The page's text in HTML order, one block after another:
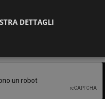
DETTAGLI